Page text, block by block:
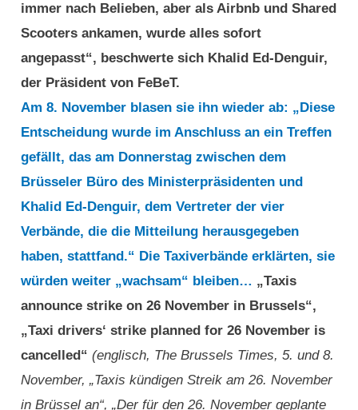
immer nach Belieben, aber als Airbnb und Shared
Scooters ankamen, wurde alles sofort
angepasst“, beschwerte sich Khalid Ed-Denguir,
der Präsident von FeBeT.
Am 8. November blasen sie ihn wieder ab: „Diese
Entscheidung wurde im Anschluss an ein Treffen
gefällt, das am Donnerstag zwischen dem
Brüsseler Büro des Ministerpräsidenten und
Khalid Ed-Denguir, dem Vertreter der vier
Verbände, die die Mitteilung herausgegeben
haben, stattfand.“ Die Taxiverbände erklärten, sie
würden weiter „wachsam“ bleiben… „Taxis
announce strike on 26 November in Brussels“,
„Taxi drivers‘ strike planned for 26 November is
cancelled“(englisch, The Brussels Times, 5. und 8.
November, „Taxis kündigen Streik am 26. November
in Brüssel an“, „Der für den 26. November geplante